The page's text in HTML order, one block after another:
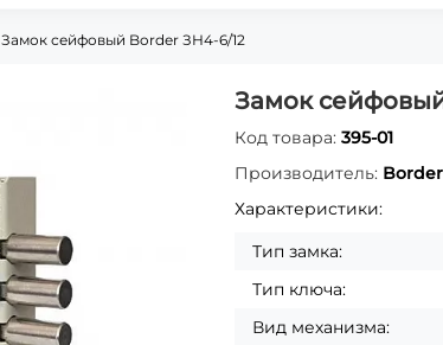
Замок сейфовый Border ЗН4-6/12
Замок
Код товара:395-01
Производитель: Border
Характеристики:
Тип замка:
Тип ключа:
Вид механизма: